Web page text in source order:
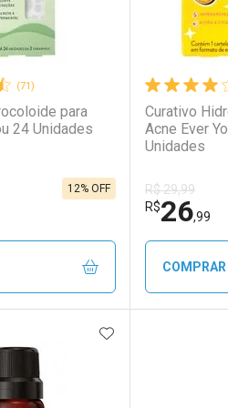
(71)
para
24 Unidades
12% OFF
FECHAR
FECHAR
Curativo
Acne Ever
Unidades
R$ 29,99
R$26,99
COMPRAR
ADICIONAR AOS